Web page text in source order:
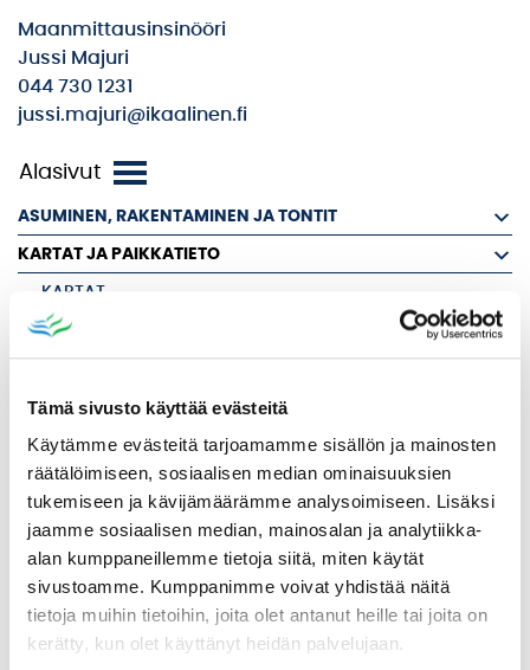
Tämä sivusto käyttää evästeitä
Käytämme evästeitä tarjoamamme sisällön ja mainosten
räätälöimiseen, sosiaalisen median ominaisuuksien
tukemiseen ja kävijämäärämme analysoimiseen. Lisäksi
jaamme sosiaalisen median, mainosalan ja analytiikka-
alan kumppaneillemme tietoja siitä, miten käytät
sivustoamme. Kumppanimme voivat yhdistää näitä
tietoja muihin tietoihin, joita olet antanut heille tai joita on
kerätty, kun olet käyttänyt heidän palvelujaan.
ASUMINEN, RAKENTAMINEN JA TONTIT
KARTAT JA PAIKKATIETO
KARTAT
MITTAUSPALVELUT
RAKENNUSPAIKAN MERKITSEMINEN MAASTOON
TONTIN MUODOSTAMINEN JA LOHKOMINEN
OSOITTEET, TIE- JA KATUNIMET
KAUPUNKISUUNNITTELU
KIINTEISTÖT
KAUPUNKIYMPÄRISTÖ JA LIIKENNE
PALVELUHINNASTO JA TAKSAT
Maanmittausinsinööri
Jussi Majuri
044 730 1231
jussi.majuri@ikaalinen.fi